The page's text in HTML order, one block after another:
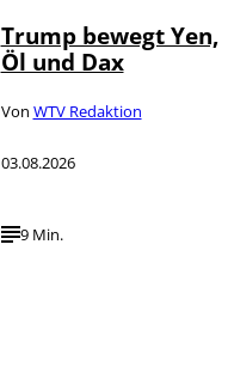
Trump bewegt Yen,
Öl und Dax
Von WTV Redaktion
03.08.2026
9 Min.